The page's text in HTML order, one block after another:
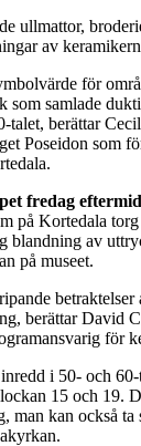
ullmattor,
av
för
som samlade
talet, berättar
Poseidon som
fredag
på Kortedala
blandning av
på museet.
betraktelser
berättar David
för
i 50- och
15 och 19.
man kan också ta